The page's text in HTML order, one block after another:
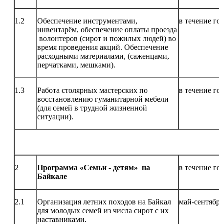
1.2
Обеспечение инструментами,
инвентарём, обеспечение оплаты проезда
волонтеров (сирот и пожилых людей) во
время проведения акций. Обеспечение
расходными материалами, (саженцами,
перчатками, мешками).
в течение
1.3
Работа столярных мастерских по
восстановлению гуманитарной мебели
(для семей в трудной жизненной
ситуации).
в течение
2
Программа «Семьи - детям» на
Байкале
в течение
2.1
Организация летних походов на Байкал
для молодых семей из числа сирот с их
наставниками.
май-